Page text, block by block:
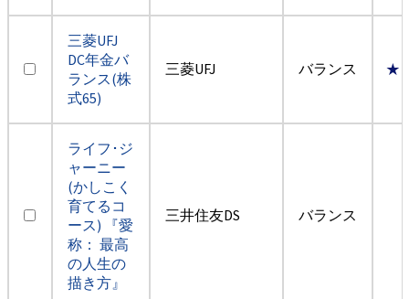
三菱UFJ
DC年金バ
ランス(株
式65)
三菱UFJ バランス
ライフ･ジ
ャーニー
(かしこく
育てるコ
ース) 『愛
称： 最高
の人生の
描き方』
三井住友DS バランス